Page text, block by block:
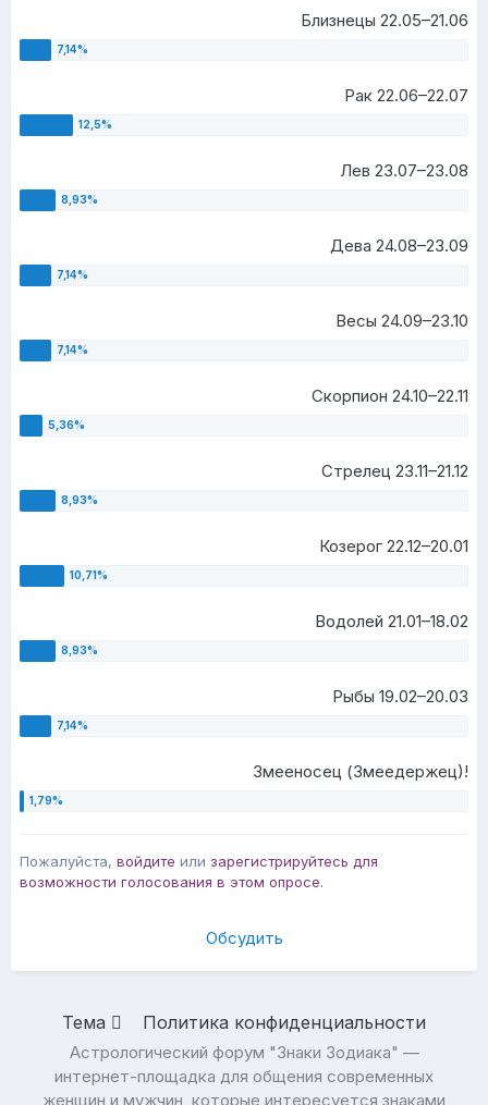
Близнецы 22.05–21.06
Рак 22.06–22.07
Лев 23.07–23.08
Дева 24.08–23.09
Весы 24.09–23.10
Скорпион 24.10–22.11
Стрелец 23.11–21.12
Козерог 22.12–20.01
Водолей 21.01–18.02
Рыбы 19.02–20.03
Змееносец (Змеедержец)!
Пожалуйста, войдите или зарегистрируйтесь для
возможности голосования в этом опросе.
Обсудить
Тема Политика конфиденциальности
Астрологический форум "Знаки Зодиака" —
интернет-площадка для общения современных
женщин и мужчин, которые интересуется знаками